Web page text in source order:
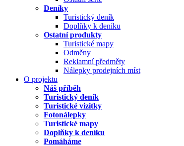
Deníky
Turistický deník
Doplňky k deníku
Ostatní produkty
Turistické mapy
Odměny
Reklamní předměty
Nálepky prodejních míst
O projektu
Náš příběh
Turistický deník
Turistické vizitky
Fotonálepky
Turistické mapy
Doplňky k deníku
Pomáháme